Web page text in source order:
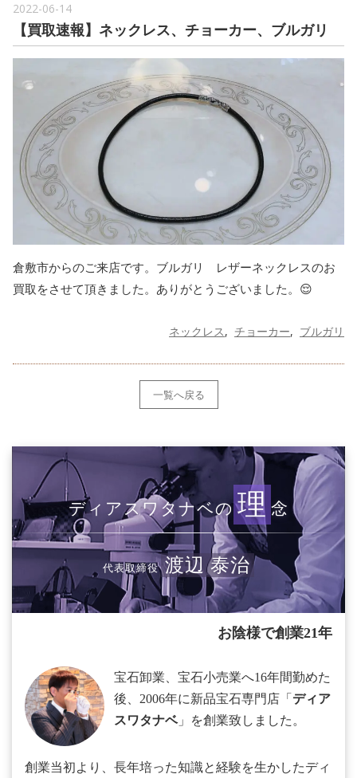
2022-06-14
【買取速報】ネックレス、チョーカー、ブルガリ
倉敷市からのご来店です。ブルガリ レザーネックレスのお
買取をさせて頂きました。ありがとうございました。😌
ネックレス チョーカー ブルガリ
一覧へ戻る
ディアスワタナベの 理 念
代表取締役 渡辺 泰治
お陰様で創業21年
宝石卸業、宝石小売業へ16年間勤めた
後、2006年に新品宝石専門店「 ディア
スワタナベ」を創業致しました。
創業当初より、長年培った知識と経験を生かしたディ